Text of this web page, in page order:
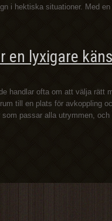
i hektiska situationer. Med
en lyxigare
handlar ofta om att välja rätt
till en plats för avkoppling
som passar alla utrymmen,